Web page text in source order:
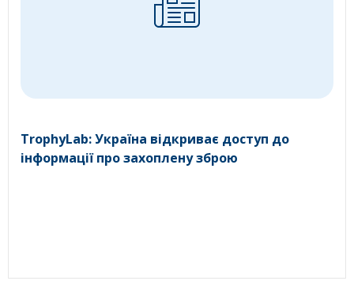
TrophyLab: Україна відкриває доступ до
інформації про захоплену зброю